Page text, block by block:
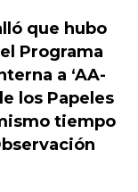
que hubo
Programa
a ‘AA-
los Papeles
tiempo